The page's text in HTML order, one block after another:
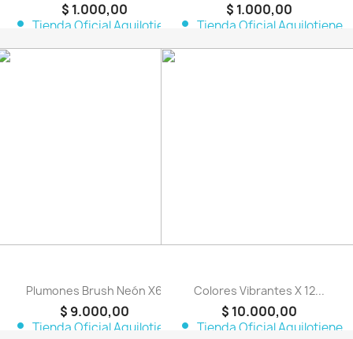
$ 1.000,00
person Tienda Oficial Aquilotiene
$ 1.000,00
person Tienda Oficial Aquilotiene
Plumones Brush Neón X6
$ 9.000,00
person Tienda Oficial Aquilotiene
Colores Vibrantes X 12...
$ 10.000,00
person Tienda Oficial Aquilotiene